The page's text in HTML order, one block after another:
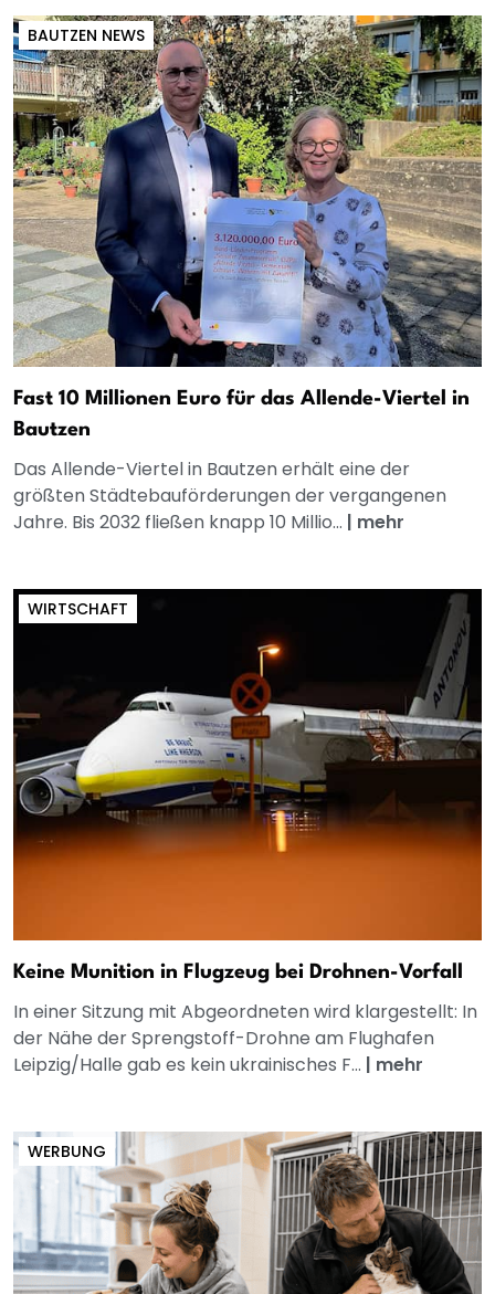
BAUTZEN NEWS
Fast 10 Millionen Euro für das Allende-Viertel in
Bautzen
Das Allende-Viertel in Bautzen erhält eine der
größten Städtebauförderungen der vergangenen
Jahre. Bis 2032 fließen knapp 10 Millio... | mehr
WIRTSCHAFT
Keine Munition in Flugzeug bei Drohnen-Vorfall
In einer Sitzung mit Abgeordneten wird klargestellt: In
der Nähe der Sprengstoff-Drohne am Flughafen
Leipzig/Halle gab es kein ukrainisches F... | mehr
WERBUNG